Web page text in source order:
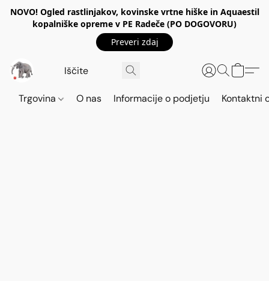
NOVO! Ogled rastlinjakov, kovinske vrtne hiške in Aquaestil
kopalniške opreme v PE Radeče (PO DOGOVORU)
Preveri zdaj
Trgovina O nas Informacije o podjetju Kontaktni